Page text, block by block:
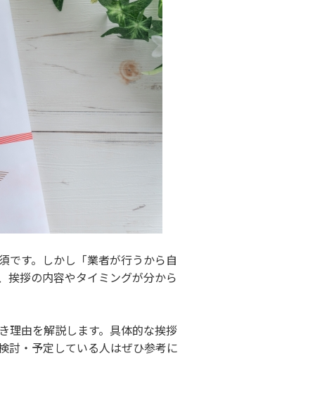
です。しかし「業者が行うから自
挨拶の内容やタイミングが分から
理由を解説します。具体的な挨拶
討・予定している人はぜひ参考に